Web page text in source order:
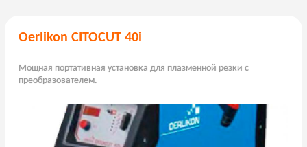
Oerlikon CITOCUT 40i
Мощная портативная уста­новка для плазменной резки с
преобразователем.